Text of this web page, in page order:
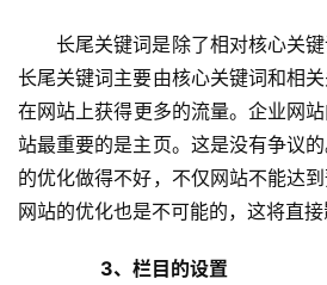
长尾关键词是除了相对核心关键
长尾关键词主要由核心关键词和相
在网站上获得更多的流量。企业网
站最重要的是主页。这是没有争议
的优化做得不好，不仅网站不能达
网站的优化也是不可能的，这将直
3、栏目的设置